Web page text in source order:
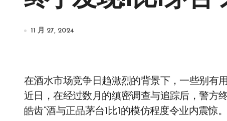
11 月 27, 2024
在酒水市场竞争日趋激烈的背景下，一些别有
近日，在经过数月的缜密调查与追踪后，警方
皓齿”酒与正品茅台1比1的模仿程度令业内震惊。